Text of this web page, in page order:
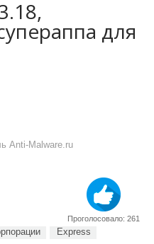
для
Anti-Malware.ru
Проголосовало: 261
Express